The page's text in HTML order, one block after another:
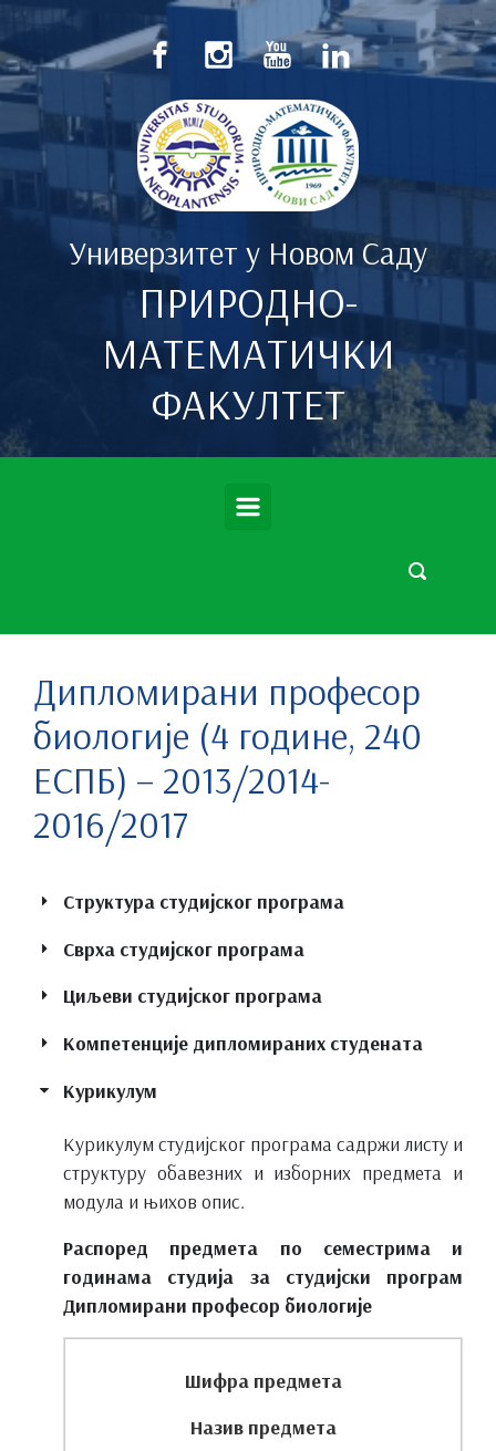
Скип то маин цонтент
Универзитет у Новом Саду
ПРИРОДНО-
МАТЕМАТИЧКИ
ФАКУЛТЕТ
Дипломирани професор
биологије (4 године, 240
ЕСПБ) – 2013/2014-
2016/2017
Структура студијског програма
Сврха студијског програма
Циљеви студијског програма
Компетенције дипломираних студената
Курикулум
Курикулум студијског програма садржи листу и
структуру обавезних и изборних предмета и
модула и њихов опис.
Распоред предмета по семестрима и
годинама студија за студијски програм
Дипломирани професор биологије
Шифра предмета
Назив предмета